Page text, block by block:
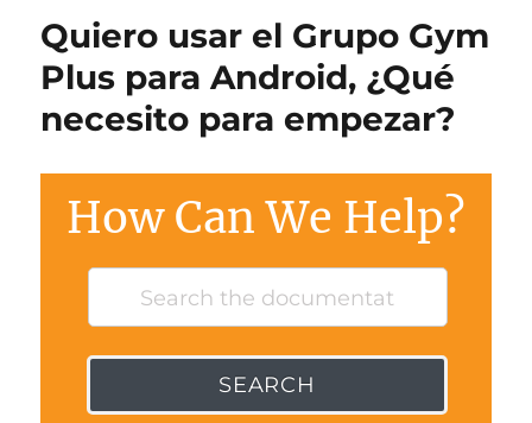
Quiero usar el Grupo Gym
Plus para Android, ¿Qué
necesito para empezar?
How Can We Help?
SEARCH